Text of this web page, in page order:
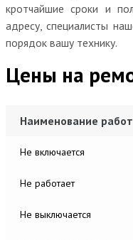
кротчайшие сроки и
адресу, специалисты
порядок вашу технику.
Цены на
Наименование работ
Не включается
Не работает
Не выключается